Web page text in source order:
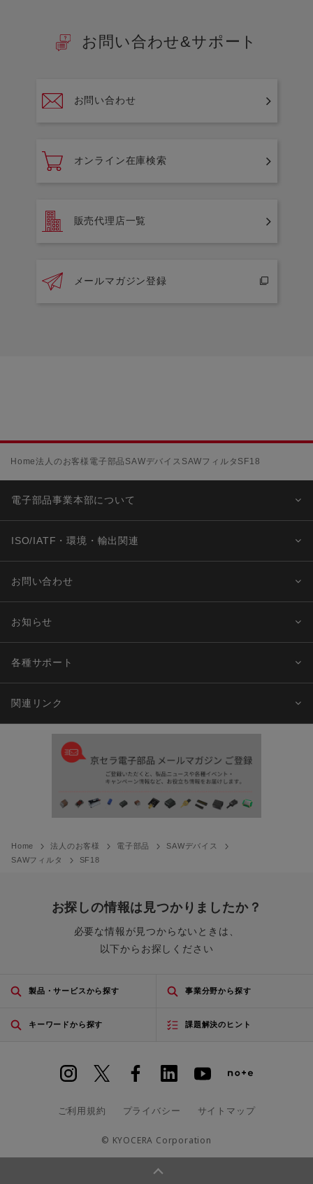
お問い合わせ&サポート
お問い合わせ
オンライン在庫検索
販売代理店一覧
メールマガジン登録
Home法人のお客様 電子部品 SAWデバイス SAWフィルタ SF18
電子部品事業本部について
ISO/IATF・環境・輸出関連
お問い合わせ
お知らせ
各種サポート
関連リンク
Home 法人のお客様 電子部品
SAWデバイス
SAWフィルタ
SF18
お探しの情報は見つかりましたか？
必要な情報が見つからないときは、
以下からお探しください
製品・サービスから探す 事業分野から探す
キーワードから探す 課題解決のヒント
ご利用規約 プライバシー サイトマップ
© KYOCERA Corporation